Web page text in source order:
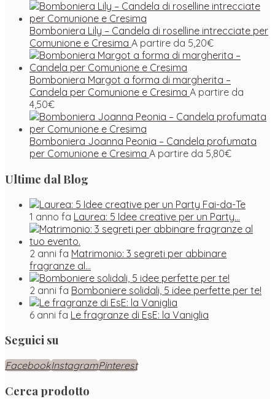
Bomboniera Lily – Candela di roselline intrecciate per
Comunione e Cresima A partire da 5,20€
Bomboniera Margot a forma di margherita –
Candela per Comunione e Cresima A partire da
4,50€
Bomboniera Joanna Peonia – Candela profumata
per Comunione e Cresima A partire da 5,80€
Ultime dal Blog
1 anno fa Laurea: 5 Idee creative per un Party…
2 anni fa Matrimonio: 3 segreti per abbinare
fragranze al…
2 anni fa Bomboniere solidali, 5 idee perfette per te!
6 anni fa Le fragranze di EsE: la Vaniglia
Seguici su
FacebookInstagramPinterest
Cerca prodotto